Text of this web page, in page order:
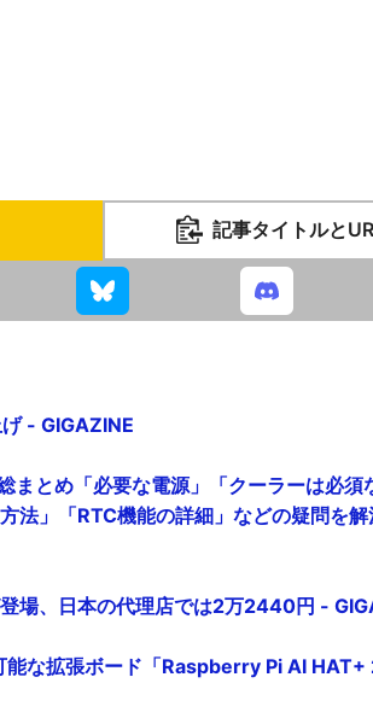
記事タイトルと
- GIGAZINE
とめ「必要な電源」「クーラーは必須
法」「RTC機能の詳細」などの疑問を
場、日本の代理店では2万2440円 -
な拡張ボード「Raspberry Pi AI HAT+